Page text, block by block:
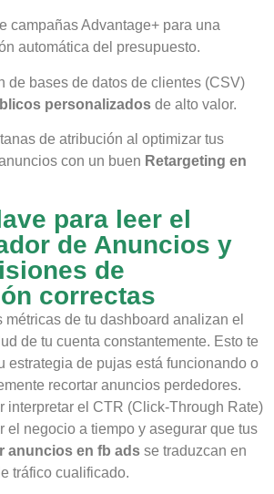
campañas Advantage+ para una
automática del presupuesto.
de bases de datos de clientes (CSV)
personalizados de alto valor.
de atribución al optimizar tus
con un buen Retargeting en
para leer el
de Anuncios y
de
correctas
de tu dashboard analizan el
de tu cuenta constantemente. Esto te
estrategia de pujas está funcionando o
recortar anuncios perdedores.
interpretar el CTR (Click-Through Rate)
el negocio a tiempo y asegurar que tus
anuncios en fb ads se traduzcan en
tráfico cualificado.